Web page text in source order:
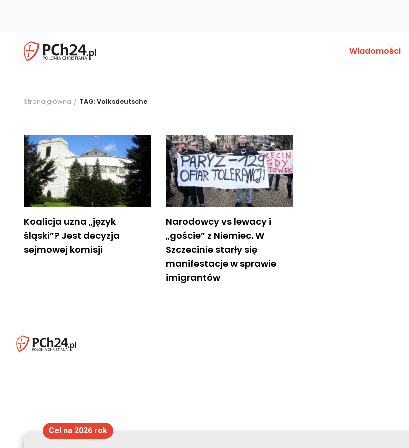
Wiadomości
Strona główna TAG: Volksdeutsche
Koalicja uzna „język
śląski”? Jest decyzja
sejmowej komisji
Narodowcy vs lewacy i
„goście” z Niemiec. W
Szczecinie starły się
manifestacje w sprawie
imigrantów
Cel na 2026 rok